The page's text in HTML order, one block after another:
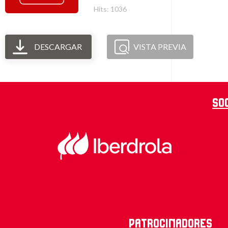
Hits: 1036
DESCARGAR VISTA PREVIA
Patrocinadores